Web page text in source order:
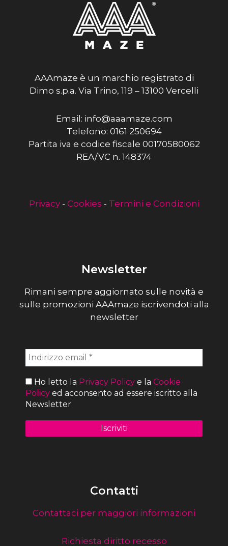
AAAmaze è un marchio registrato di
Dimo s.p.a. Via Trino, 119 – 13100 Vercelli
Email: info@aaamaze.com
Telefono: 0161 250694
Partita iva e codice fiscale 00170580062
REA/VC n. 148374
Privacy- Cookies - Termini e Condizioni
Newsletter
Rimani sempre aggiornato sulle novità e
sulle promozioni AAAmaze iscrivendoti alla
newsletter
Ho letto la Privacy Policy e la Cookie
Policy ed acconsento ad essere iscritto alla
Newsletter
Contatti
Contattaci per maggiori informazioni
Richiesta diritto recesso